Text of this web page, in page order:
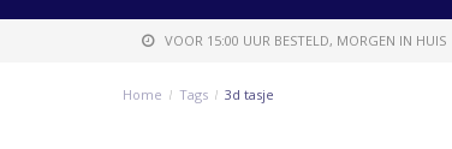
VOOR 15:00 UUR BESTELD, MORGEN IN HUIS
Home / Tags / 3d tasje